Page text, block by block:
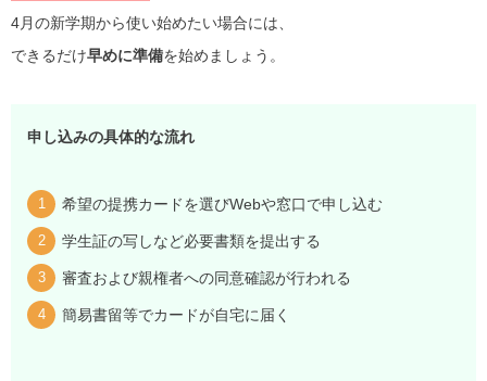
4月の新学期から使い始めたい場合には、
できるだけ早めに準備を始めましょう。
申し込みの具体的な流れ
希望の提携カードを選びWebや窓口で申し込む
学生証の写しなど必要書類を提出する
審査および親権者への同意確認が行われる
簡易書留等でカードが自宅に届く